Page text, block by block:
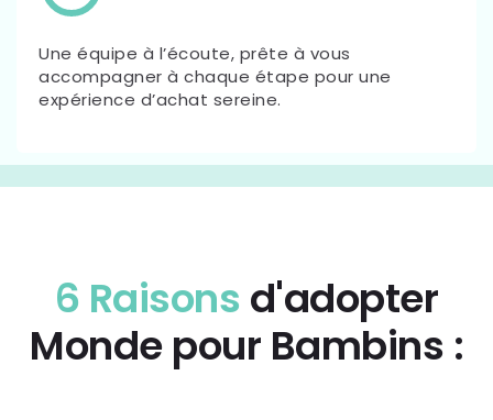
Une équipe à l’écoute, prête à vous
accompagner à chaque étape pour une
expérience d’achat sereine.
6 Raisons d'adopter
Monde pour Bambins :